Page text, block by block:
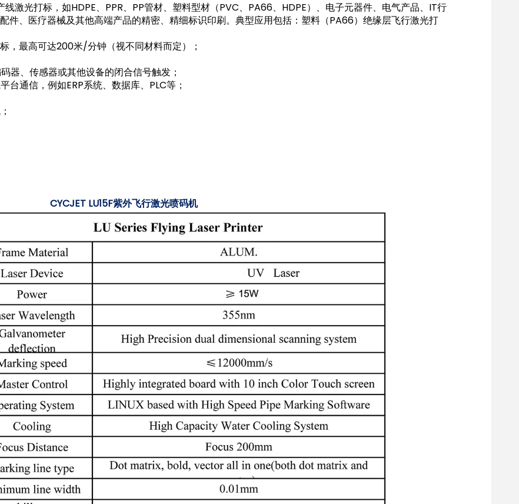
激光打标，如HDPE、PPR、PP管材、塑料型材（PVC、PA66、HDPE）、电子元器件、电气产品、IT行
件、医疗器械及其他高端产品的精密、精细标识印刷。典型应用包括：塑料（PA66）绝缘层飞行激光打
，最高可达200米/分钟（视不同材料而定）；
器、传感器或其他设备的闭合信号触发；
通信，例如ERP系统、数据库、PLC等；
CYCJET LU15F紫外飞行激光喷码机